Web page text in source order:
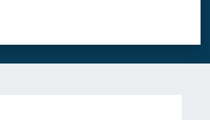
stelle su 5
su 5
5